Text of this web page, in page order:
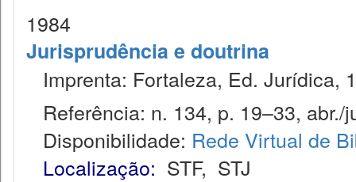
1984
Jurisprudência e doutrina
Imprenta: Fortaleza, Ed. Jurídica,
Referência: n. 134, p. 19–33, abr./
Disponibilidade: Rede Virtual de
Localização: STF, STJ